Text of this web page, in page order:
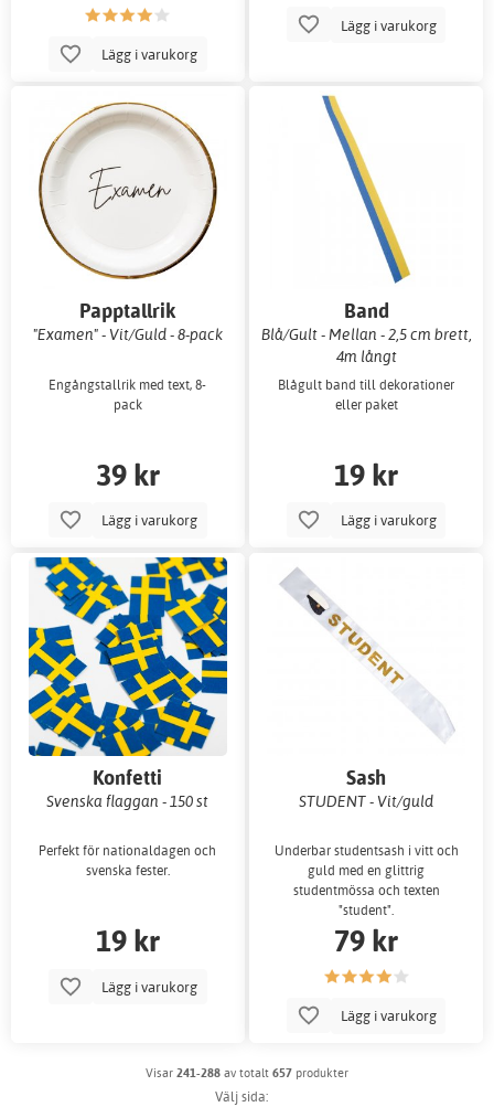
Lägg i varukorg
Lägg i varukorg
Papptallrik
"Examen" - Vit/Guld - 8-pack
Engångstallrik med text, 8-
pack
39 kr
Lägg i varukorg
Band
Blå/Gult - Mellan - 2,5 cm brett,
4m långt
Blågult band till dekorationer
eller paket
19 kr
Lägg i varukorg
Konfetti
Svenska flaggan - 150 st
Perfekt för nationaldagen och
svenska fester.
19 kr
Lägg i varukorg
Sash
STUDENT - Vit/guld
Underbar studentsash i vitt och
guld med en glittrig
studentmössa och texten
"student".
79 kr
Lägg i varukorg
Visar 241-288 av totalt 657 produkter
Välj sida: